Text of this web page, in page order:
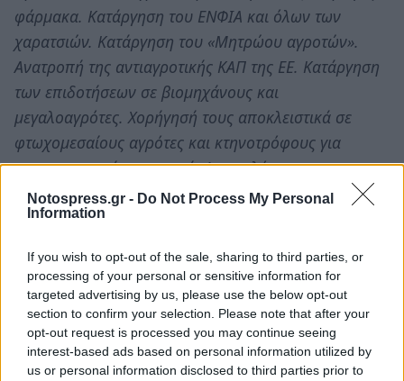
Notospress.gr - Do Not Process My Personal
Information
If you wish to opt-out of the sale, sharing to third parties, or
processing of your personal or sensitive information for
targeted advertising by us, please use the below opt-out
section to confirm your selection. Please note that after your
opt-out request is processed you may continue seeing
interest-based ads based on personal information utilized by
us or personal information disclosed to third parties prior to
φάρμακα. Κατάργηση του ΕΝΦΙΑ και όλων των
χαρατσιών. Κατάργηση του «Μητρώου αγροτών».
Ανατροπή της αντιαγροτικής ΚΑΠ της ΕΕ. Κατάργηση
των επιδοτήσεων σε βιομηχάνους και
μεγαλοαγρότες. Χορήγησή τους αποκλειστικά σε
φτωχομεσαίους αγρότες και κτηνοτρόφους για
συνεταιριστική παραγωγή. Αφορολόγητο και
ακατάσχετο αγροτικό εισόδημα 12.000 ευρώ,
προσαυξημένο με 3.000 ευρώ για κάθε παιδί..
από τον ΕΛΓΑ (100%) φυτικού και ζωϊκού κεφαλαίου
σε όλη τη χώρα. Όχι στην ιδιωτικοποίηση του
δικτύου διανομής του αρδευτικού νερού μέσω ΣΔΙΤ.
Ανθρώπινες συντάξεις, στα 60 χρόνια στους αγρότες
και στα 55 χρόνια στις αγρότισσες. Πλήρη ισοτιμία